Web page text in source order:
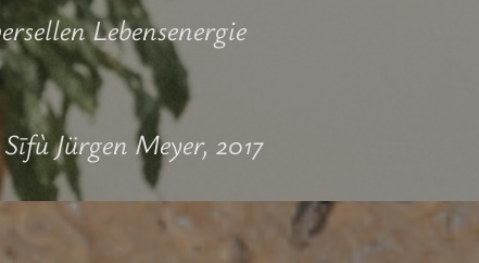
Lebensenergie
sind."
2017